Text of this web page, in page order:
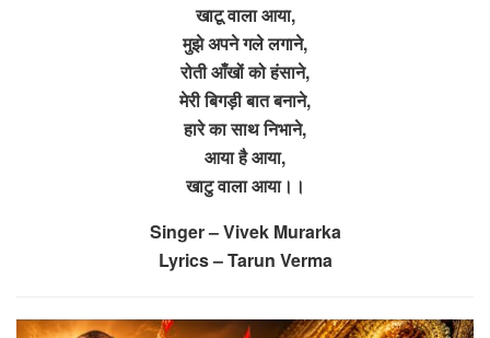
खाटू वाला आया,
मुझे अपने गले लगाने,
रोती आँखों को हंसाने,
मेरी बिगड़ी बात बनाने,
हारे का साथ निभाने,
आया है आया,
खाटु वाला आया।।
Singer – Vivek Murarka
Lyrics – Tarun Verma